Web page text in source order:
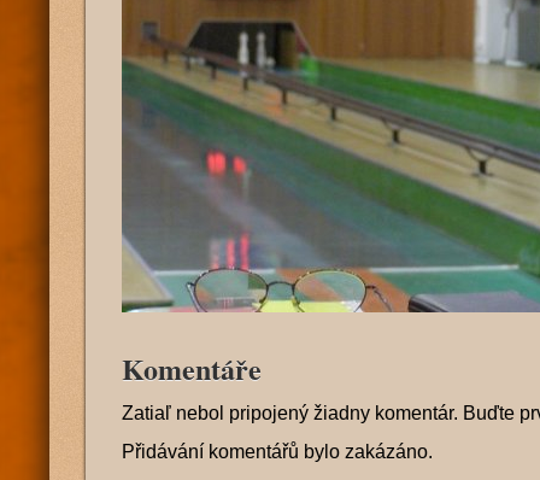
Komentáře
Zatiaľ nebol pripojený žiadny komentár. Buďte
Přidávání komentářů bylo zakázáno.